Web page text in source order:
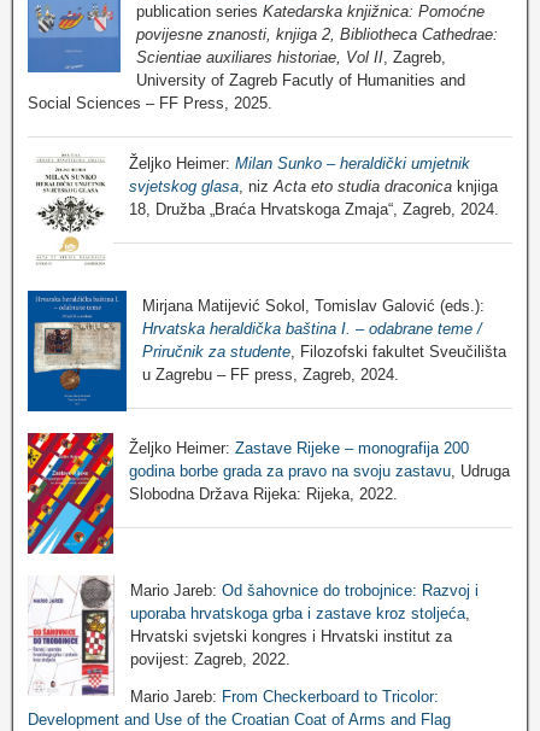
publication series Katedarska knjižnica: Pomoćne
povijesne znanosti, knjiga 2, Bibliotheca Cathedrae:
Scientiae auxiliares historiae, Vol II, Zagreb,
University of Zagreb Facutly of Humanities and
Social Sciences – FF Press, 2025.
Željko Heimer: Milan Sunko – heraldički umjetnik
svjetskog glasa , niz Acta eto studia draconica knjiga
18, Družba „Braća Hrvatskoga Zmaja“, Zagreb, 2024.
Mirjana Matijević Sokol, Tomislav Galović (eds.):
Hrvatska heraldička baština I. – odabrane teme /
Priručnik za studente, Filozofski fakultet Sveučilišta
u Zagrebu – FF press, Zagreb, 2024.
Željko Heimer: Zastave Rijeke – monografija 200
godina borbe grada za pravo na svoju zastavu, Udruga
Slobodna Država Rijeka: Rijeka, 2022.
Mario Jareb: Od šahovnice do trobojnice: Razvoj i
uporaba hrvatskoga grba i zastave kroz stoljeća,
Hrvatski svjetski kongres i Hrvatski institut za
povijest: Zagreb, 2022.
Mario Jareb: From Checkerboard to Tricolor:
Development and Use of the Croatian Coat of Arms and Flag